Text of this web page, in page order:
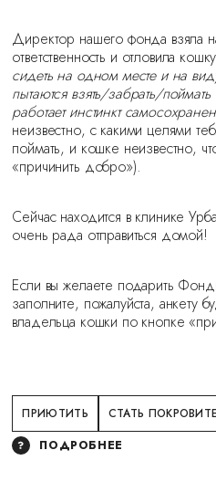
Директор нашего фонда взяла
ответственность и отловила
сидеть на одном месте и на
пытаются взять/забрать/
работает инстинкт
неизвестно, с какими целями
поймать, и кошке неизвестно,
«причинить добро»).
Сейчас находится в клинике
очень рада отправиться домой!
Если вы желаете подарить
заполните, пожалуйста, анкету
владельца кошки по кнопке
ПРИЮТИТЬ
СТАТЬ
ПОДРОБНЕЕ